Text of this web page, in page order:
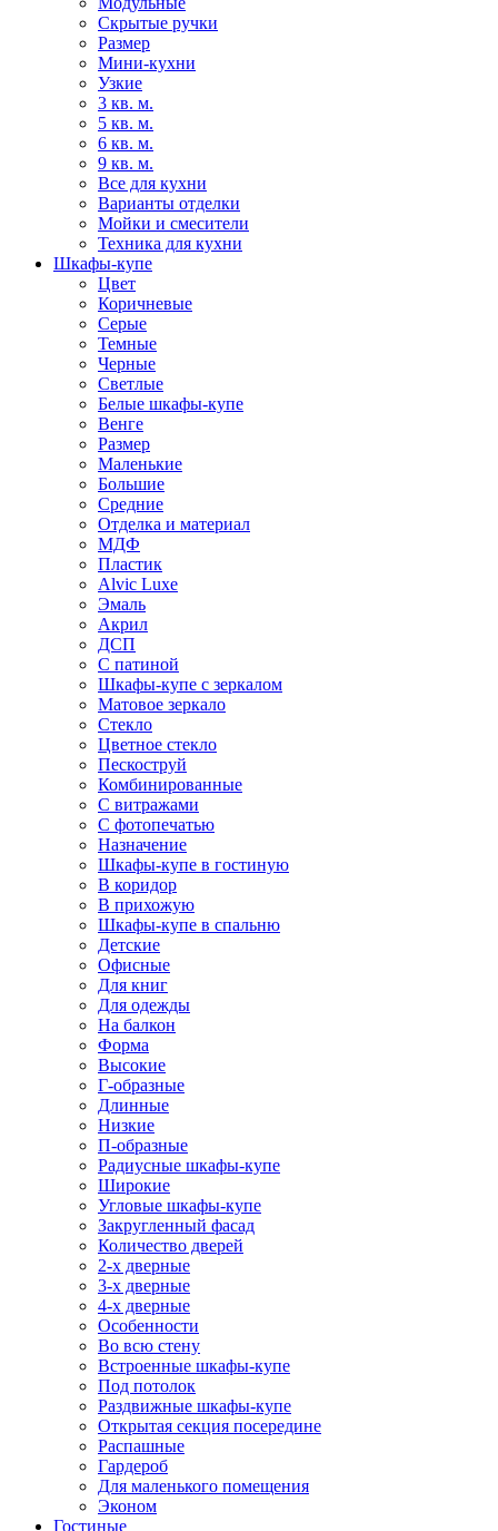
Скрытые ручки
Размер
Мини-кухни
Узкие
3 кв. м.
5 кв. м.
6 кв. м.
9 кв. м.
Все для кухни
Варианты отделки
Мойки и смесители
Техника для кухни
Шкафы-купе
Цвет
Коричневые
Серые
Темные
Черные
Светлые
Белые шкафы-купе
Венге
Размер
Маленькие
Большие
Средние
Отделка и материал
МДФ
Пластик
Alvic Luxe
Эмаль
Акрил
ДСП
С патиной
Шкафы-купе с зеркалом
Матовое зеркало
Стекло
Цветное стекло
Пескоструй
Комбинированные
С витражами
С фотопечатью
Назначение
Шкафы-купе в гостиную
В коридор
В прихожую
Шкафы-купе в спальню
Детские
Офисные
Для книг
Для одежды
На балкон
Форма
Высокие
Г-образные
Длинные
Низкие
П-образные
Радиусные шкафы-купе
Широкие
Угловые шкафы-купе
Закругленный фасад
Количество дверей
2-х дверные
3-х дверные
4-х дверные
Особенности
Во всю стену
Встроенные шкафы-купе
Под потолок
Раздвижные шкафы-купе
Открытая секция посередине
Распашные
Гардероб
Для маленького помещения
Эконом
Гостиные